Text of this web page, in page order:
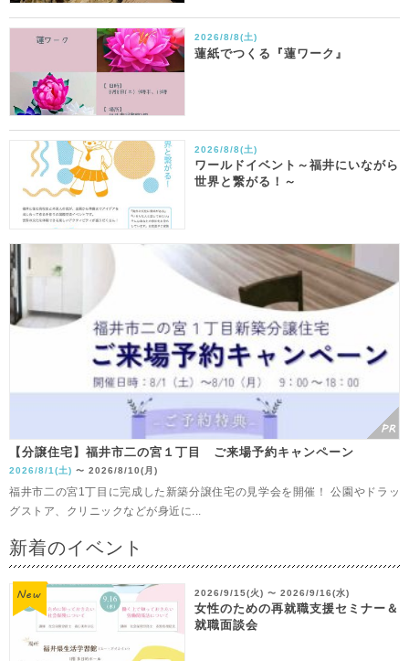
2026/8/8(土)
蓮紙でつくる『蓮ワーク』
2026/8/8(土)
ワールドイベント～福井にいながら
世界と繋がる！～
【分譲住宅】福井市二の宮１丁目 ご来場予約キャンペーン
2026/8/1(土) 〜 2026/8/10(月)
福井市二の宮1丁目に完成した新築分譲住宅の見学会を開催！ 公園やドラッ
グストア、クリニックなどが身近に...
新着のイベント
2026/9/15(火) 〜 2026/9/16(水)
女性のための再就職支援セミナー＆
就職面談会